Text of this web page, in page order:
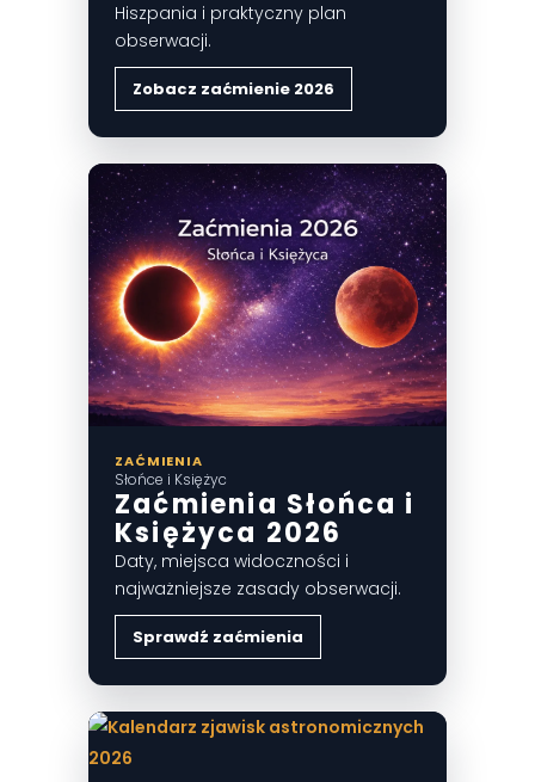
Hiszpania i praktyczny plan
obserwacji.
Zobacz zaćmienie 2026
ZAĆMIENIA
Słońce i Księżyc
Zaćmienia Słońca i
Księżyca 2026
Daty, miejsca widoczności i
najważniejsze zasady obserwacji.
Sprawdź zaćmienia